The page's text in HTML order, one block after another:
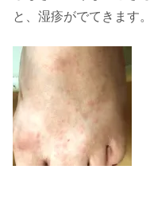
と、湿疹がでてきます。